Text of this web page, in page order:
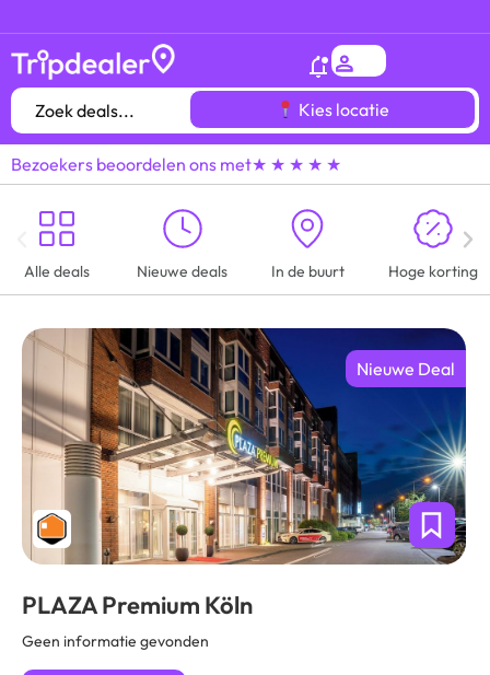
Hetgróótste voordeeluitjes overzichtvan heel
Kies locatie
Bezoekers beoordelen ons met★ ★ ★ ★ ★
Alle deals Nieuwe deals In de buurt Hoge korting
Nieuwe Deal
PLAZA Premium Köln
Geen informatie gevonden